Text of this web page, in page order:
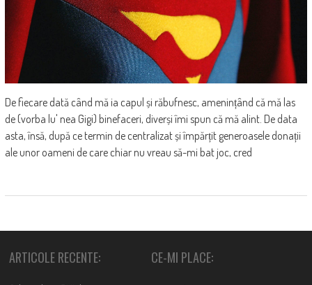
De fiecare dată când mă ia capul și răbufnesc, amenințând că mă las
de (vorba lu' nea Gigi) binefaceri, diverși îmi spun că mă alint. De data
asta, însă, după ce termin de centralizat și împărțit generoasele donații
ale unor oameni de care chiar nu vreau să-mi bat joc, cred
ARTICOLE RECENTE: CE-MI PLACE: